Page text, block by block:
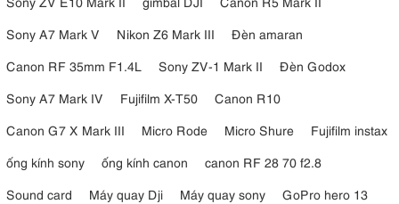
Sony A7 Mark V
Nikon Z6 Mark III
Đèn amaran
Canon RF 35mm F1.4L
Sony ZV-1 Mark II
Đèn Godox
Sony A7 Mark IV
Fujifilm X-T50
Canon R10
Canon G7 X Mark III
Micro Rode Micro Shure
Fujifilm instax
ống kính sony
ống kính canon
canon RF 28 70 f2.8
Sound card
Máy quay Dji Máy quay sony
GoPro hero 13